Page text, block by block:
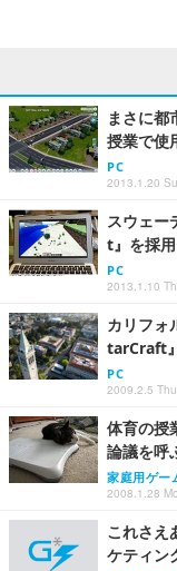
まさに都
授業で使
PC
2013.1.20
スウェー
t』を採
PC
2013.1.10
カリフォ
tarCraft
PC
2009.2.5
体育の授
論議を呼
家庭用ゲー
2008.1.28
これさえ
ケティン